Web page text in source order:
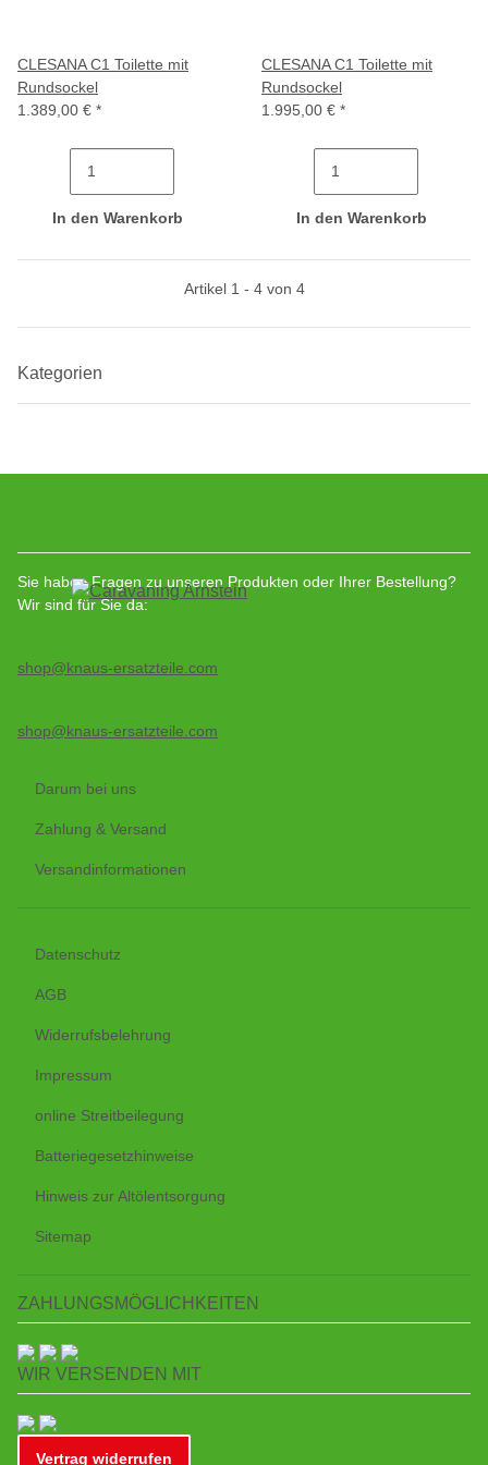
CLESANA C1 Toilette mit
Rundsockel
1.389,00 € *
In den Warenkorb
CLESANA C1 Toilette mit
Rundsockel
1.995,00 € *
In den Warenkorb
Artikel 1 - 4 von 4
Kategorien
Sie haben Fragen zu unseren Produkten oder Ihrer Bestellung?
Wir sind für Sie da:
shop@knaus-ersatzteile.com
shop@knaus-ersatzteile.com
Darum bei uns
Zahlung & Versand
Versandinformationen
Datenschutz
AGB
Widerrufsbelehrung
Impressum
online Streitbeilegung
Batteriegesetzhinweise
Hinweis zur Altölentsorgung
Sitemap
ZAHLUNGSMÖGLICHKEITEN
WIR VERSENDEN MIT
Vertrag widerrufen